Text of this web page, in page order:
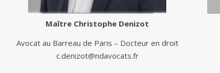
Maître Christophe Denizot
Avocat au Barreau de Paris – Docteur en droit
c.denizot@ndavocats.fr